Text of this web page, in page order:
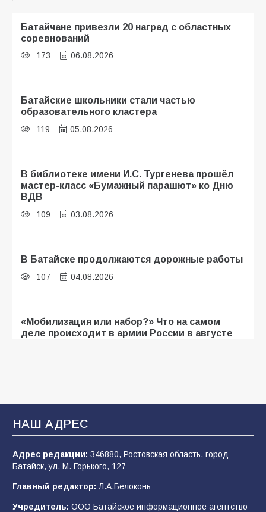
Батайчане привезли 20 наград с областных
соревнований
173 06.08.2026
Батайские школьники стали частью
образовательного кластера
119 05.08.2026
В библиотеке имени И.С. Тургенева прошёл
мастер-класс «Бумажный парашют» ко Дню
ВДВ
109 03.08.2026
В Батайске продолжаются дорожные работы
107 04.08.2026
«Мобилизация или набор?» Что на самом
деле происходит в армии России в августе
Будет ли мобилизация в России в 2026 году
после выборов: в Госдуме дали ответ
107 06.08.2026
строительные профессии в ходе
спортивного праздника
НАШ АДРЕС
Адрес редакции: 346880, Ростовская область, город
Батайск, ул. М. Горького, 127
Главный редактор: Л.А.Белоконь
Учредитель: ООО Батайское информационное агентство